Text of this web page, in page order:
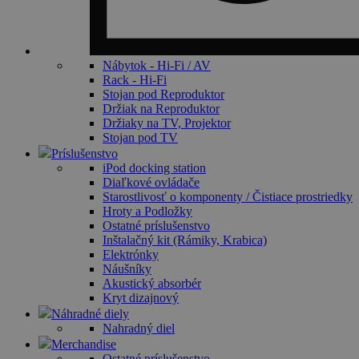
Nábytok - Hi-Fi / AV
Rack - Hi-Fi
Stojan pod Reproduktor
Držiak na Reproduktor
Držiaky na TV, Projektor
Stojan pod TV
Príslušenstvo
iPod docking station
Diaľkové ovládače
Starostlivosť o komponenty / Čistiace prostriedky
Hroty a Podložky
Ostatné príslušenstvo
Inštalačný kit (Rámiky, Krabica)
Elektrónky
Náušníky
Akustický absorbér
Kryt dizajnový
Náhradné diely
Nahradný diel
Merchandise